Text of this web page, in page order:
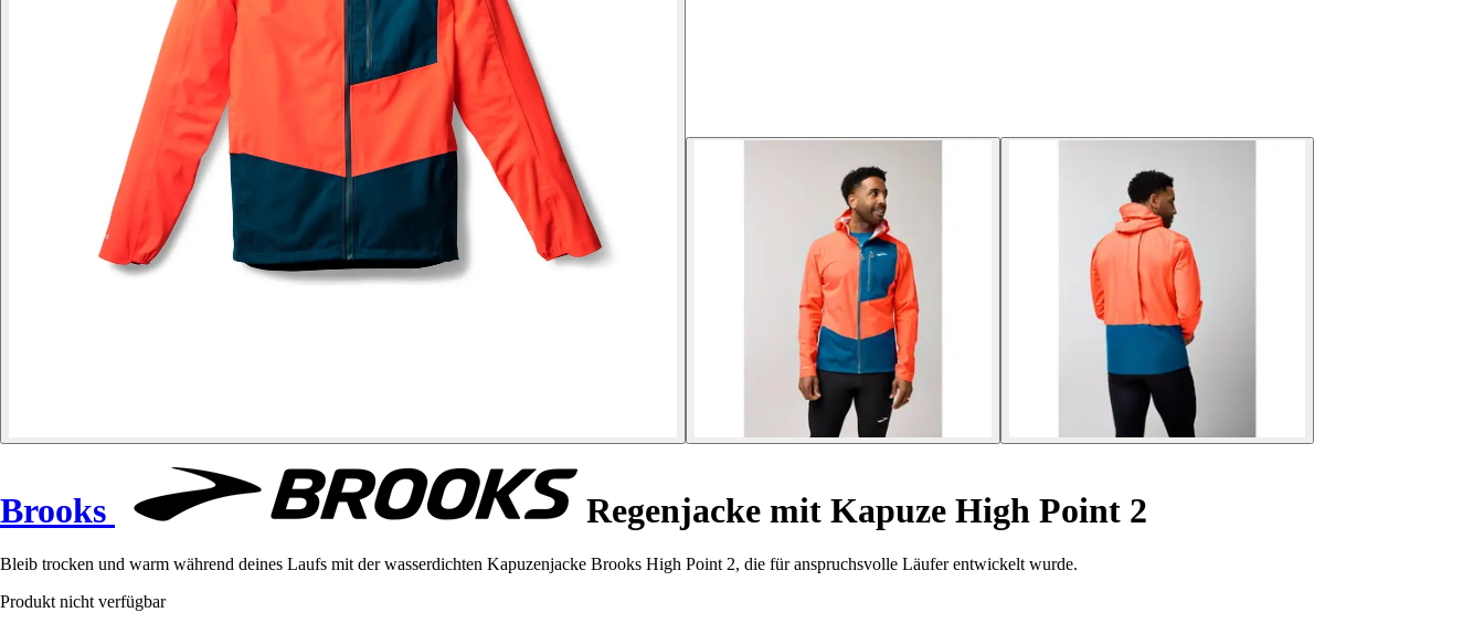
Brooks Regenjacke mit Kapuze High Point 2
Bleib trocken und warm während deines Laufs mit der wasserdichten Kapuzenjacke Brooks High Point 2, die für anspruchsvolle Läufer entwickelt wurde.
Produkt nicht verfügbar